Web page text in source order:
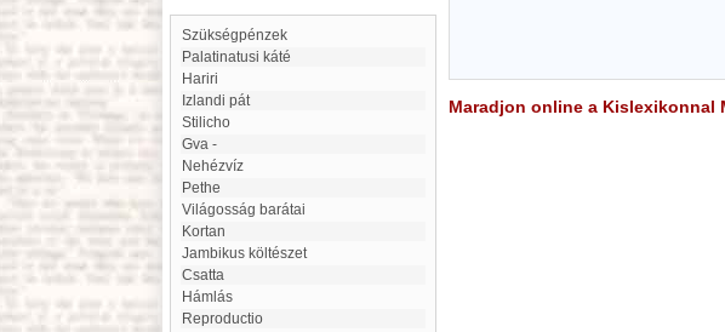
Szükségpénzek
Palatinatusi káté
Hariri
Izlandi pát
Stilicho
gva -
Nehézvíz
Pethe
Világosság barátai
Kortan
jambikus költészet
Csatta
Hámlás
Reproductio
Maradjon online a Kislexikonnal